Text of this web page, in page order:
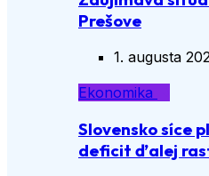
Prešove
1. augusta
Ekonomika
Slovensko síce
deficit ďalej